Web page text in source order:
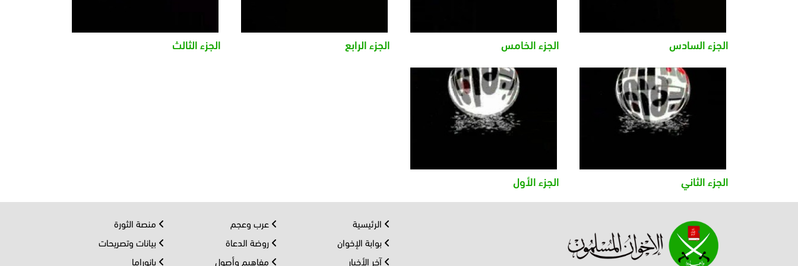
الجزء السادس الجزء الخامس الجزء الرابع الجزء الثالث
الجزء الثاني الجزء الأول
الرئيسية
بوابة الإخوان
آخر الأخبار
عرب وعجم
روضة الدعاة
مفاهيم وأصول
منصة الثورة
بيانات وتصريحات
بانوراما